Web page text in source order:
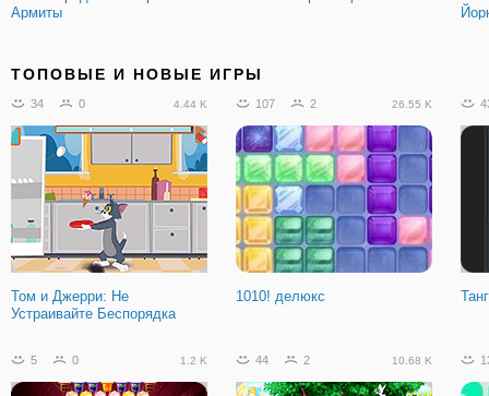
Армиты
ХидЖиги Привет Лето
Украшенный драгоценными
камнями HD
56 5 8.49 K
ТОПОВЫЕ И НОВЫЕ ИГРЫ
34 0 4.44 K
Том и Джерри: Не
Устраивайте Беспорядка
107 2 26.55 K
1010! делюкс
5 0 1.2 K 44 2 10.68 K